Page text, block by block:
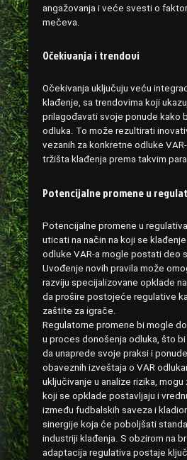
angažovanja i veće svesti o
mečeva.
Očekivanja i trendovi
Očekivanja uključuju veću
klađenje, sa trendovima koji
prilagođavati svoje ponude kako
odluka. To može rezultirati
vezanih za konkretne odluke
tržišta klađenja prema takvim
Potencijalne promene u
Potencijalne promene u
uticati na način na koji se
odluke VAR-a mogle postati deo
Uvođenje novih pravila može
razviju specijalizovane opklade
da prošire postojeće regulative
zaštite za igrače.
Regulatorne promene bi mogle
u proces donošenja odluka, što
da unaprede svoje praksi i
obaveznih izveštaja o VAR
uključivanje u analize rizika,
koji se opklade postavljaju i
između fudbalskih saveza i
sinergije koja će poboljšati
industriji klađenja. S obzirom na
adaptacija regulativa postaje